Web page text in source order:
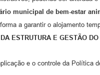
municipal de bem-estar
a garantir o alojamento
ESTRUTURA E GESTÃO
e o controle da Política